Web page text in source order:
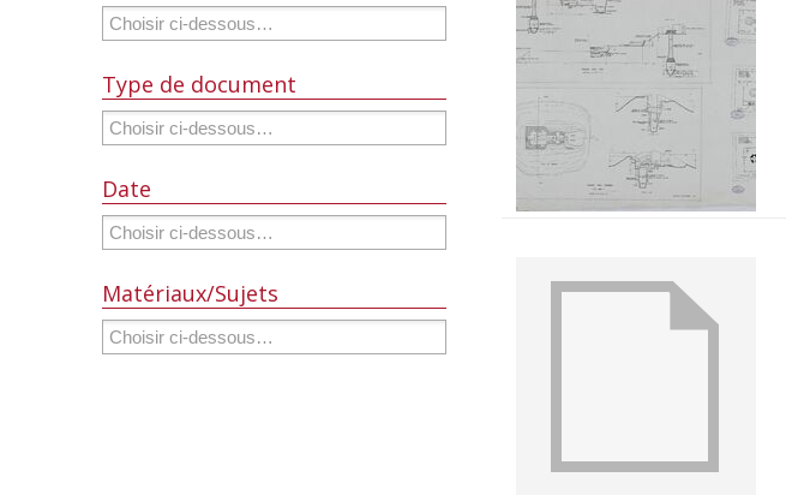
Type de document
Date
Matériaux/Sujets